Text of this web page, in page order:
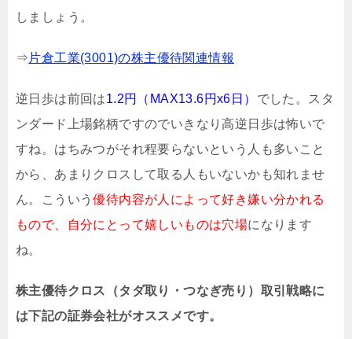
しましょう。
⇒ 片倉工業(3001)の株主優待関連情報
逆日歩は前回は1.2円（MAX13.6円x6日） でした 。スタ
ンダード上場銘柄ですのでいきなり高逆日歩は怖いで
すね。はちみつがそれ程要らないという人も多いこと
から、あまりクロスして取る人もいないかも知れませ
ん。こういう優待内容が人によって好き嫌い分かれる
もので、自分にとって嬉しいものは穴場になります
ね。
株主優待クロス（タダ取り・つなぎ売り）取引戦略に
は下記の証券会社がオススメです。